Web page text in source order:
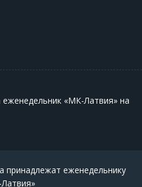
еженедельник «МК-Латвия» на
принадлежат еженедельнику